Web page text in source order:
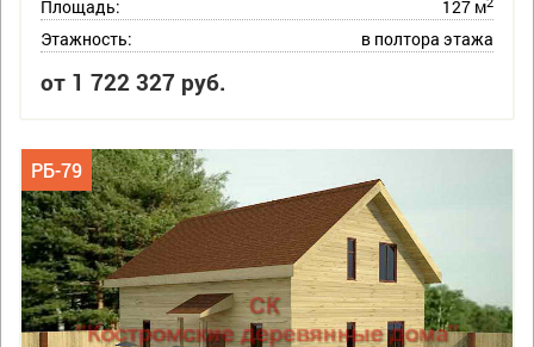
Площадь:
127 м
Этажность: в полтора этажа
от 1 722 327 руб.
РБ-79